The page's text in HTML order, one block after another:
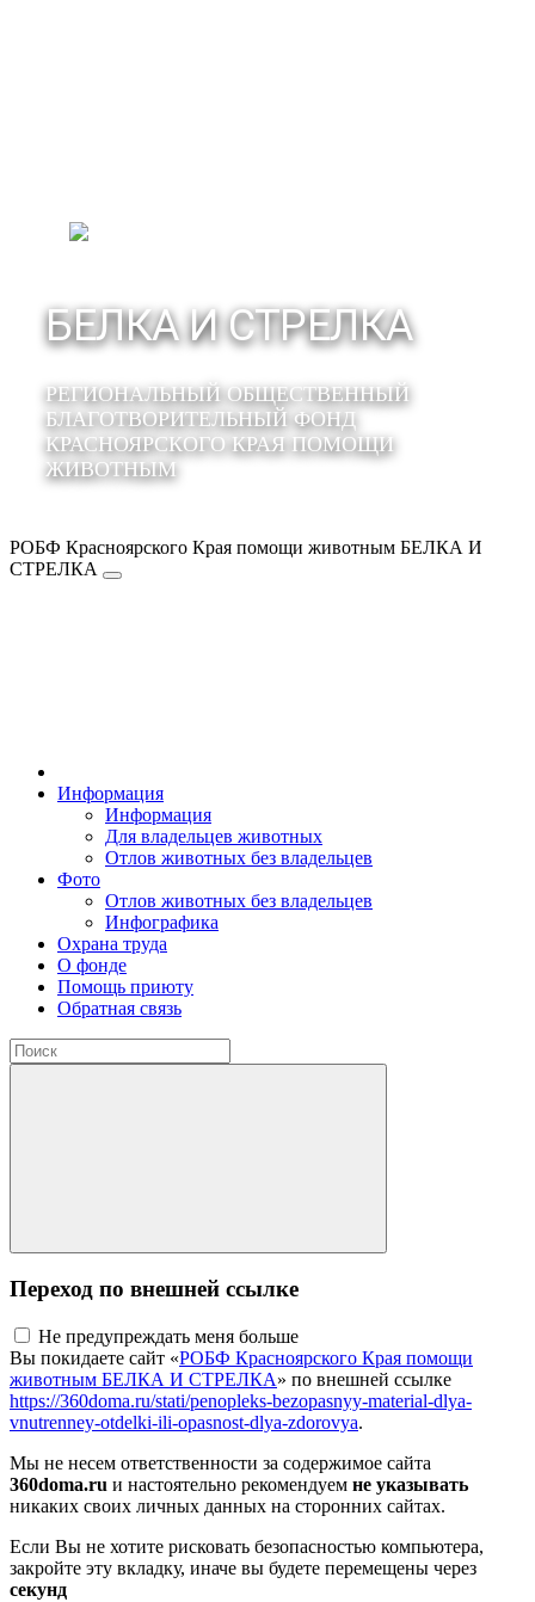
БЕЛКА И СТРЕЛКА
РЕГИОНАЛЬНЫЙ ОБЩЕСТВЕННЫЙ
БЛАГОТВОРИТЕЛЬНЫЙ ФОНД
КРАСНОЯРСКОГО КРАЯ ПОМОЩИ
ЖИВОТНЫМ
РОБФ Красноярского Края помощи животным БЕЛКА И
СТРЕЛКА
Информация
Информация
Для владельцев животных
Отлов животных без владельцев
Фото
Отлов животных без владельцев
Инфографика
Охрана труда
О фонде
Помощь приюту
Обратная связь
Переход по внешней ссылке
Не предупреждать меня больше
Вы покидаете сайт «РОБФ Красноярского Края помощи
животным БЕЛКА И СТРЕЛКА» по внешней ссылке
https://360doma.ru/stati/penopleks-bezopasnyy-material-dlya-
vnutrenney-otdelki-ili-opasnost-dlya-zdorovya.
Мы не несем ответственности за содержимое сайта
360doma.ru и настоятельно рекомендуем не указывать
никаких своих личных данных на сторонних сайтах.
Если Вы не хотите рисковать безопасностью компьютера,
закройте эту вкладку, иначе вы будете перемещены через
секунд